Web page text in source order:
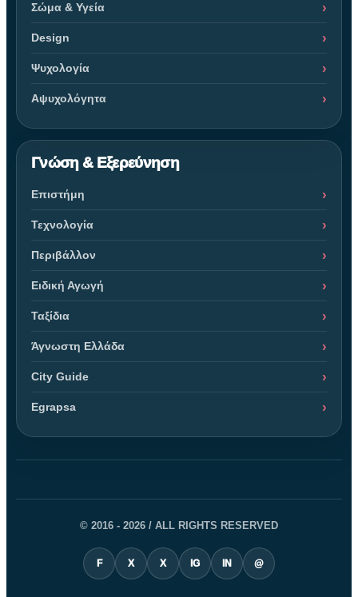
Σώμα & Υγεία
Design
Ψυχολογία
Αψυχολόγητα
Γνώση & Εξερεύνηση
Επιστήμη
Τεχνολογία
Περιβάλλον
Ειδική Αγωγή
Ταξίδια
Άγνωστη Ελλάδα
City Guide
Egrapsa
© 2016 - 2026 / ALL RIGHTS RESERVED
F X X IG IN @